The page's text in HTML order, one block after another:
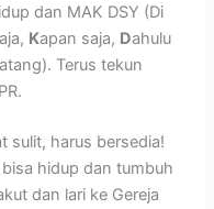
dan MAK DSY (Di
Kapan saja, Dahulu
Terus tekun
sulit, harus bersedia!
hidup dan tumbuh
dan lari ke Gereja